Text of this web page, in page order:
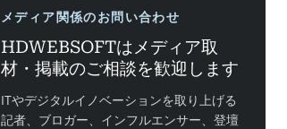
メディア関係のお問い合わせ
HDWEBSOFTはメディア取
材・掲載のご相談を歓迎します
ITやデジタルイノベーションを取り上げる
記者、ブロガー、インフルエンサー、登壇